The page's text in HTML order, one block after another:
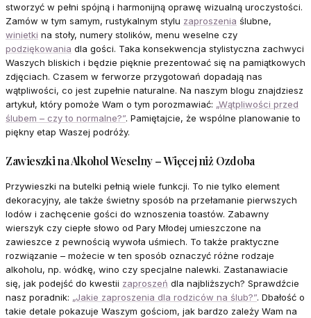
stworzyć w pełni spójną i harmonijną oprawę wizualną uroczystości.
Zamów w tym samym, rustykalnym stylu zaproszenia ślubne,
winietki na stoły, numery stolików, menu weselne czy
podziękowania dla gości. Taka konsekwencja stylistyczna zachwyci
Waszych bliskich i będzie pięknie prezentować się na pamiątkowych
zdjęciach. Czasem w ferworze przygotowań dopadają nas
wątpliwości, co jest zupełnie naturalne. Na naszym blogu znajdziesz
artykuł, który pomoże Wam o tym porozmawiać: „Wątpliwości przed
ślubem – czy to normalne?”. Pamiętajcie, że wspólne planowanie to
piękny etap Waszej podróży.
Zawieszki na Alkohol Weselny – Więcej niż Ozdoba
Przywieszki na butelki pełnią wiele funkcji. To nie tylko element
dekoracyjny, ale także świetny sposób na przełamanie pierwszych
lodów i zachęcenie gości do wznoszenia toastów. Zabawny
wierszyk czy ciepłe słowo od Pary Młodej umieszczone na
zawieszce z pewnością wywoła uśmiech. To także praktyczne
rozwiązanie – możecie w ten sposób oznaczyć różne rodzaje
alkoholu, np. wódkę, wino czy specjalne nalewki. Zastanawiacie
się, jak podejść do kwestii zaproszeń dla najbliższych? Sprawdźcie
nasz poradnik: „Jakie zaproszenia dla rodziców na ślub?”. Dbałość o
takie detale pokazuje Waszym gościom, jak bardzo zależy Wam na